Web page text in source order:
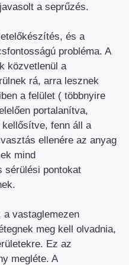
a seprűzés.
és a
probléma. A
közvetlenül a
rá, arra lesznek
a felület ( többnyire
portalanítva,
fenn áll a
ellenére az anyag
mind
sérülési pontokat
vastaglemezen
meg kell olvadnia,
Ez az
megléte. A